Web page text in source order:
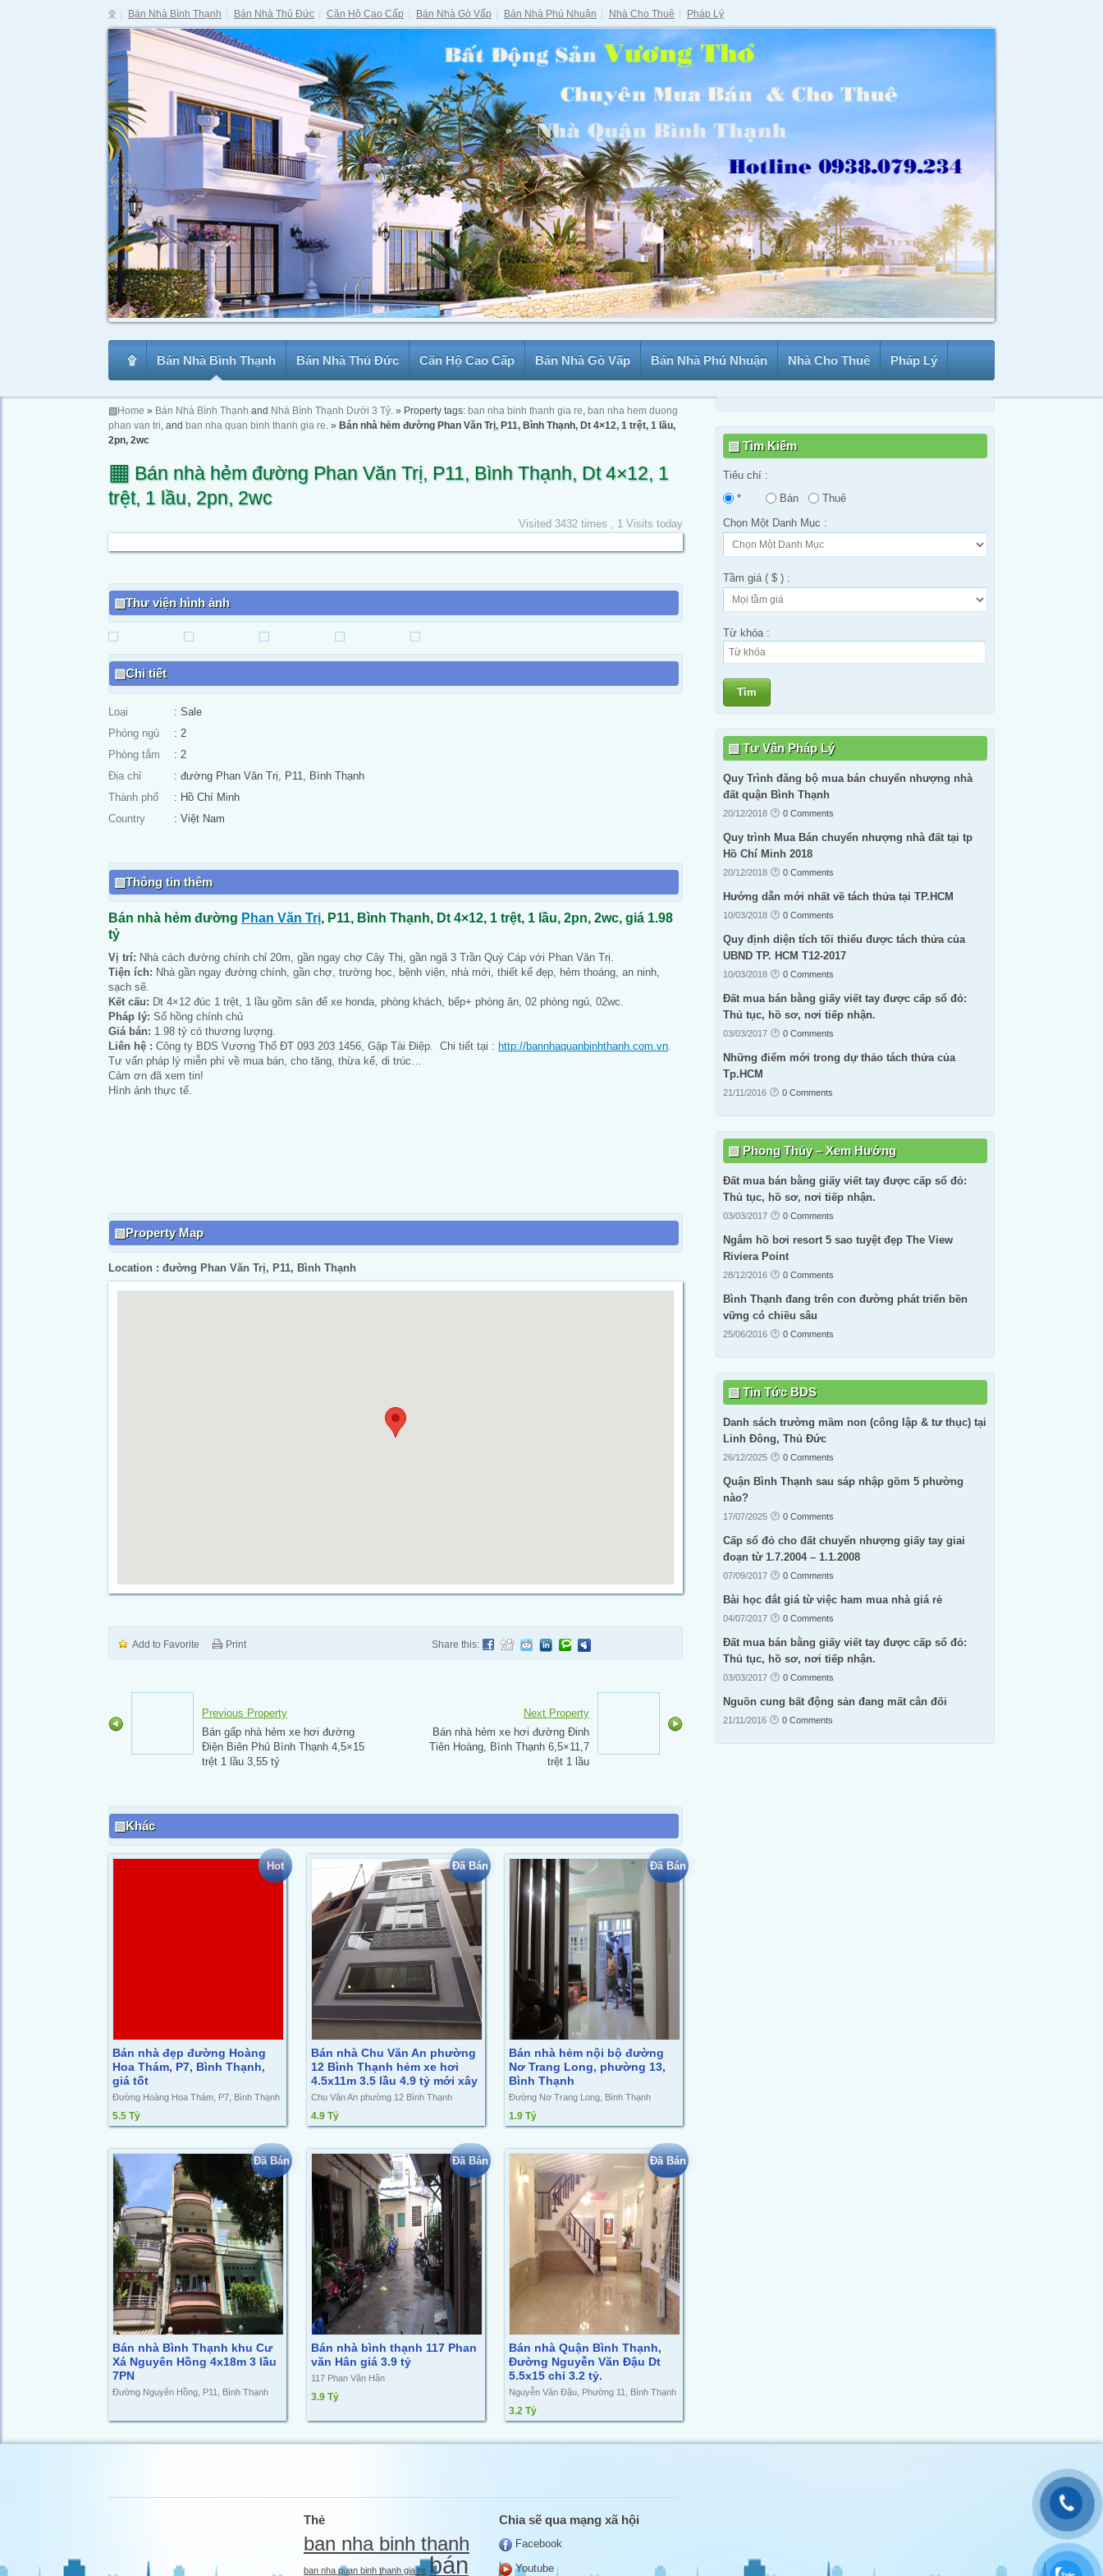
۩ Bán Nhà Bình Thạnh Bán Nhà Thủ Đức Căn Hộ Cao Cấp Bán Nhà Gò Vấp Bán Nhà Phú Nhuận Nhà Cho Thuê Pháp Lý
۩ Bán Nhà Bình Thạnh Bán Nhà Thủ Đức Căn Hộ Cao Cấp Bán Nhà Gò Vấp Bán Nhà Phú Nhuận Nhà Cho Thuê Pháp Lý
▧Home » Bán Nhà Bình Thạnh and Nhà Bình Thạnh Dưới 3 Tỷ. » Property tags: ban nha binh thanh gia re, ban nha hem duong
phan van tri, and ban nha quan binh thanh gia re. » Bán nhà hẻm đường Phan Văn Trị, P11, Bình Thạnh, Dt 4×12, 1 trệt, 1 lầu,
2pn, 2wc
▦ Bán nhà hẻm đường Phan Văn Trị, P11, Bình Thạnh, Dt 4×12, 1
trệt, 1 lầu, 2pn, 2wc
Visited 3432 times , 1 Visits today
Thư viện hình ảnh
Chi tiết
Loại
: Sale
Phòng ngủ
: 2
Phòng tắm
: 2
Địa chỉ
: đường Phan Văn Trị, P11, Bình Thạnh
Thành phố
: Hồ Chí Minh
Country
: Việt Nam
Thông tin thêm
Bán nhà hẻm đường Phan Văn Trị, P11, Bình Thạnh, Dt 4×12, 1 trệt, 1 lầu, 2pn, 2wc, giá 1.98
tỷ
Vị trí: Nhà cách đường chính chỉ 20m, gần ngay chợ Cây Thị, gần ngã 3 Trần Quý Cáp với Phan Văn Trị.
Tiện ích: Nhà gần ngay đường chính, gần chợ, trường học, bệnh viện, nhà mới, thiết kế đẹp, hẻm thoáng, an ninh,
sạch sẽ.
Kết cấu: Dt 4×12 đúc 1 trệt, 1 lầu gồm sân để xe honda, phòng khách, bếp+ phòng ăn, 02 phòng ngủ, 02wc.
Pháp lý: Sổ hồng chính chủ
Giá bán: 1.98 tỷ có thương lượng.
Liên hệ : Công ty BDS Vương Thổ ĐT 093 203 1456, Gặp Tài Điệp. Chi tiết tại : http://bannhaquanbinhthanh.com.vn
Tư vấn pháp lý miễn phí về mua bán, cho tặng, thừa kế, di trúc…
Cảm ơn đã xem tin!
Hình ảnh thực tế.
Property Map
Location : đường Phan Văn Trị, P11, Bình Thạnh
Add to Favorite Print Share this:
Previous Property
Bán gấp nhà hẻm xe hơi đường
Điện Biên Phủ Bình Thạnh 4,5×15
trệt 1 lầu 3,55 tỷ
Next Property
Bán nhà hẻm xe hơi đường Đinh
Tiên Hoàng, Bình Thạnh 6,5×11,7
trệt 1 lầu
Tìm Kiếm
Tiêu chí :
*
Bán
Thuê
Chọn Một Danh Mục :
Tầm giá ( $ ) :
Từ khóa :
Tìm
Tư Vấn Pháp Lý
Quy Trình đăng bộ mua bán chuyển nhượng nhà
đất quận Bình Thạnh
20/12/2018 0 Comments
Quy trình Mua Bán chuyển nhượng nhà đất tại tp
Hồ Chí Minh 2018
20/12/2018 0 Comments
Hướng dẫn mới nhất về tách thửa tại TP.HCM
10/03/2018 0 Comments
Quy định diện tích tối thiểu được tách thửa của
UBND TP. HCM T12-2017
10/03/2018 0 Comments
Đất mua bán bằng giấy viết tay được cấp sổ đỏ:
Thủ tục, hồ sơ, nơi tiếp nhận.
03/03/2017 0 Comments
Những điểm mới trong dự thảo tách thửa của
Tp.HCM
21/11/2016 0 Comments
Phong Thủy – Xem Hướng
Đất mua bán bằng giấy viết tay được cấp sổ đỏ:
Thủ tục, hồ sơ, nơi tiếp nhận.
03/03/2017 0 Comments
Ngắm hồ bơi resort 5 sao tuyệt đẹp The View
Riviera Point
28/12/2016 0 Comments
Bình Thạnh đang trên con đường phát triển bền
vững có chiều sâu
25/06/2016 0 Comments
Tin Tức BDS
Danh sách trường mầm non (công lập & tư thục) tại
Linh Đông, Thủ Đức
26/12/2025 0 Comments
Quận Bình Thạnh sau sáp nhập gồm 5 phường
nào?
17/07/2025 0 Comments
Cấp sổ đỏ cho đất chuyển nhượng giấy tay giai
đoạn từ 1.7.2004 – 1.1.2008
07/09/2017 0 Comments
Bài học đắt giá từ việc ham mua nhà giá rẻ
04/07/2017 0 Comments
Đất mua bán bằng giấy viết tay được cấp sổ đỏ:
Thủ tục, hồ sơ, nơi tiếp nhận.
03/03/2017 0 Comments
Nguồn cung bất động sản đang mất cân đối
21/11/2016 0 Comments
Khác
Bán nhà đẹp đường Hoàng
Hoa Thám, P7, Bình Thạnh,
giá tốt
Đường Hoàng Hoa Thám, P7, Bình Thạnh
5.5 Tỷ
Hot
Bán nhà Chu Văn An phường
12 Bình Thạnh hẻm xe hơi
4.5x11m 3.5 lầu 4.9 tỷ mới xây
Chu Văn An phường 12 Bình Thạnh
4.9 Tỷ
Đã Bán
Bán nhà hẻm nội bộ đường
Nơ Trang Long, phường 13,
Bình Thạnh
Đường Nơ Trang Long, Bình Thạnh
1.9 Tỷ
Đã Bán
Bán nhà Bình Thạnh khu Cư
Xá Nguyên Hồng 4x18m 3 lầu
7PN
Đường Nguyên Hồng, P11, Bình Thạnh
Đã Bán
Bán nhà bình thạnh 117 Phan
văn Hân giá 3.9 tỷ
117 Phan Văn Hân
3.9 Tỷ
Đã Bán
Bán nhà Quận Bình Thạnh,
Đường Nguyễn Văn Đậu Dt
5.5x15 chỉ 3.2 tỷ.
Nguyễn Văn Đậu, Phường 11, Bình Thạnh
3.2 Tỷ
Đã Bán
Thẻ
ban nha binh thanh
ban nha quan binh thanh gia re bán
Chia sẽ qua mạng xã hội
Facebook
Youtube